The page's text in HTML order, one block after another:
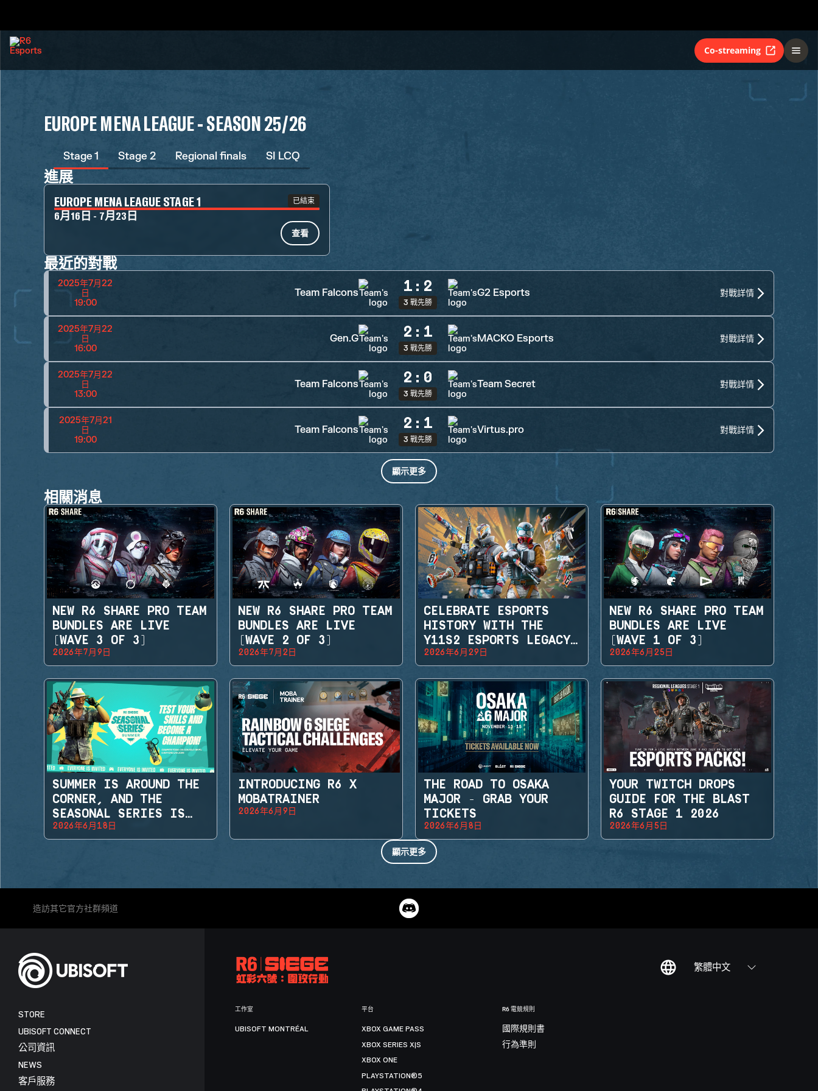
Co-streaming
EUROPE MENA LEAGUE - SEASON 25/26
Stage 1 Stage 2 Regional finals SI LCQ
進展
EUROPE MENA LEAGUE STAGE 1 已結束
6月16日 - 7月23日
查看
最近的對戰
2025年7月22
日
19:00
Team Falcons 1 : 2
3 戰先勝
G2 Esports 對戰詳情
2025年7月22
日
16:00
Gen.G 2 : 1
3 戰先勝
MACKO Esports 對戰詳情
2025年7月22
日
13:00
Team Falcons 2 : 0
3 戰先勝
Team Secret 對戰詳情
2025年7月21
日
19:00
Team Falcons 2 : 1
3 戰先勝
Virtus.pro 對戰詳情
顯示更多
相關消息
NEW R6 SHARE PRO TEAM
BUNDLES ARE LIVE
(WAVE 3 OF 3)
2026年7月9日
NEW R6 SHARE PRO TEAM
BUNDLES ARE LIVE
(WAVE 2 OF 3)
2026年7月2日
CELEBRATE ESPORTS
HISTORY WITH THE
Y11S2 ESPORTS LEGACY
SETS
2026年6月29日
NEW R6 SHARE PRO TEAM
BUNDLES ARE LIVE
(WAVE 1 OF 3)
2026年6月25日
SUMMER IS AROUND THE
CORNER, AND THE
SEASONAL SERIES IS
BACK!
2026年6月18日
INTRODUCING R6 X
MOBATRAINER
2026年6月9日
THE ROAD TO OSAKA
MAJOR - GRAB YOUR
TICKETS
2026年6月8日
YOUR TWITCH DROPS
GUIDE FOR THE BLAST
R6 STAGE 1 2026
2026年6月5日
顯示更多
造訪其它官方社群頻道
繁體中文
STORE
UBISOFT CONNECT
公司資訊
NEWS
客戶服務
工作室
UBISOFT MONTRÉAL
平台
XBOX GAME PASS
XBOX SERIES X|S
XBOX ONE
PLAYSTATION®5
R6 電競規則
國際規則書
行為準則